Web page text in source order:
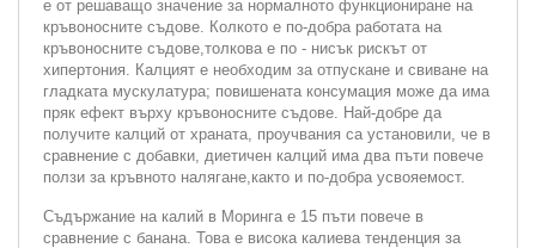
е от решаващо значение за нормалното функциониране на
кръвоносните съдове. Колкото е по-добра работата на
кръвоносните съдове,толкова е по - нисък рискът от
хипертония. Калцият е необходим за отпускане и свиване на
гладката мускулатура; повишената консумация може да има
пряк ефект върху кръвоносните съдове. Най-добре да
получите калций от храната, проучвания са установили, че в
сравнение с добавки, диетичен калций има два пъти повече
ползи за кръвното налягане,както и по-добра усвояемост.
Съдържание на калий в Моринга е 15 пъти повече в
сравнение с банана. Това е висока калиева тенденция за